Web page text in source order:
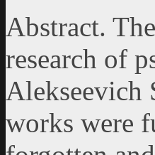
Abstract.
research of
Alekseevich
works were